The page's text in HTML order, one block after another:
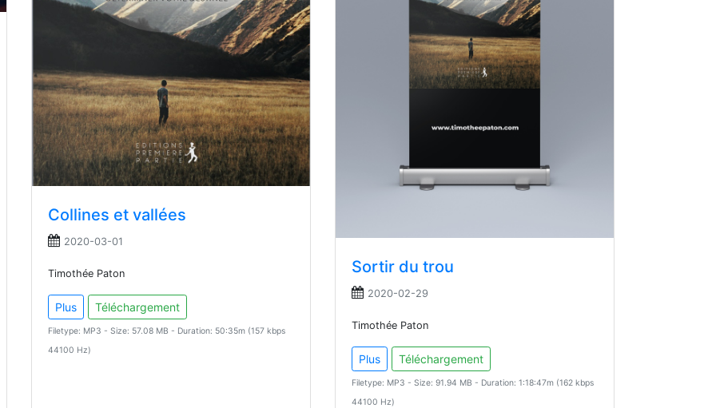
Collines et vallées
2020-03-01
Timothée Paton
Plus Téléchargement
Filetype: MP3 - Size: 57.08 MB - Duration: 50:35m (157 kbps
44100 Hz)
Sortir du trou
2020-02-29
Timothée Paton
Plus Téléchargement
Filetype: MP3 - Size: 91.94 MB - Duration: 1:18:47m (162 kbps
44100 Hz)